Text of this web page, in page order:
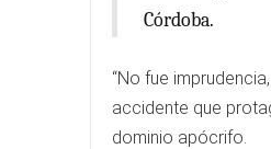
Córdoba.
“No fue
accidente que
dominio apócrifo.